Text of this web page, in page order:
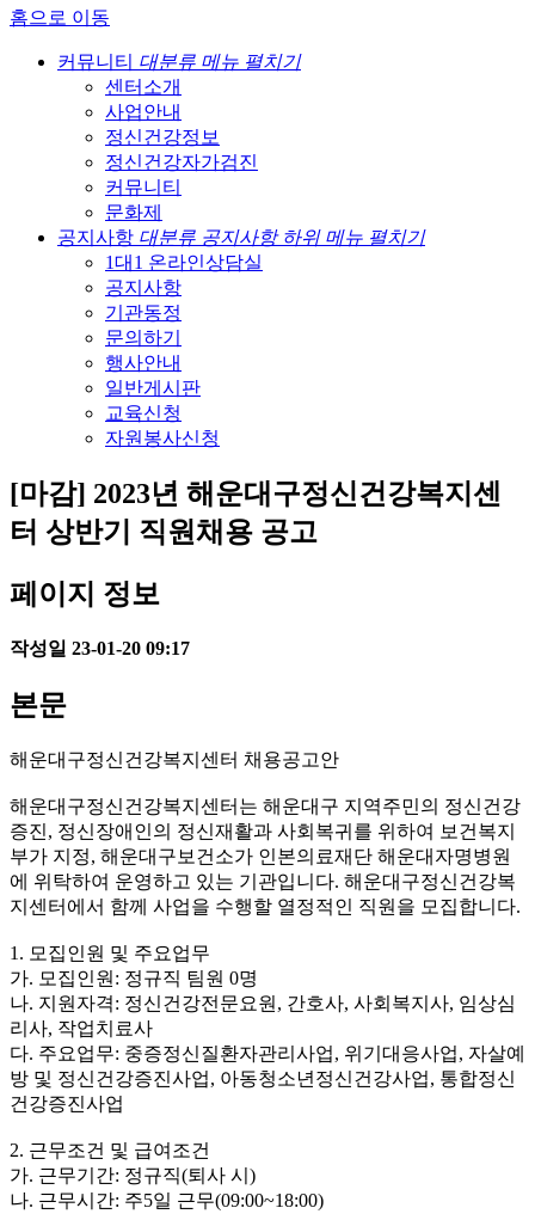
홈으로 이동
커뮤니티 대분류 메뉴 펼치기
센터소개
사업안내
정신건강정보
정신건강자가검진
커뮤니티
문화제
공지사항 대분류 공지사항 하위 메뉴 펼치기
1대1 온라인상담실
공지사항
기관동정
문의하기
행사안내
일반게시판
교육신청
자원봉사신청
[마감] 2023년 해운대구정신건강복지센
터 상반기 직원채용 공고
페이지 정보
작성일 23-01-20 09:17
본문
해운대구정신건강복지센터 채용공고안
해운대구정신건강복지센터는 해운대구 지역주민의 정신건강
증진, 정신장애인의 정신재활과 사회복귀를 위하여 보건복지
부가 지정, 해운대구보건소가 인본의료재단 해운대자명병원
에 위탁하여 운영하고 있는 기관입니다. 해운대구정신건강복
지센터에서 함께 사업을 수행할 열정적인 직원을 모집합니다.
1. 모집인원 및 주요업무
가. 모집인원: 정규직 팀원 0명
나. 지원자격: 정신건강전문요원, 간호사, 사회복지사, 임상심
리사, 작업치료사
다. 주요업무: 중증정신질환자관리사업, 위기대응사업, 자살예
방 및 정신건강증진사업, 아동청소년정신건강사업, 통합정신
건강증진사업
2. 근무조건 및 급여조건
가. 근무기간: 정규직(퇴사 시)
나. 근무시간: 주5일 근무(09:00~18:00)